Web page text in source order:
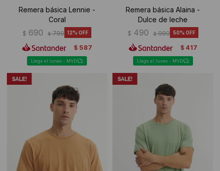
Remera básica Lennie -
Coral
$ 690 $ 790 12
$ 587
Llega el lunes - MVD
Remera básica Alaina -
Dulce de leche
$ 490 $ 990 50
$ 417
Llega el lunes - MVD